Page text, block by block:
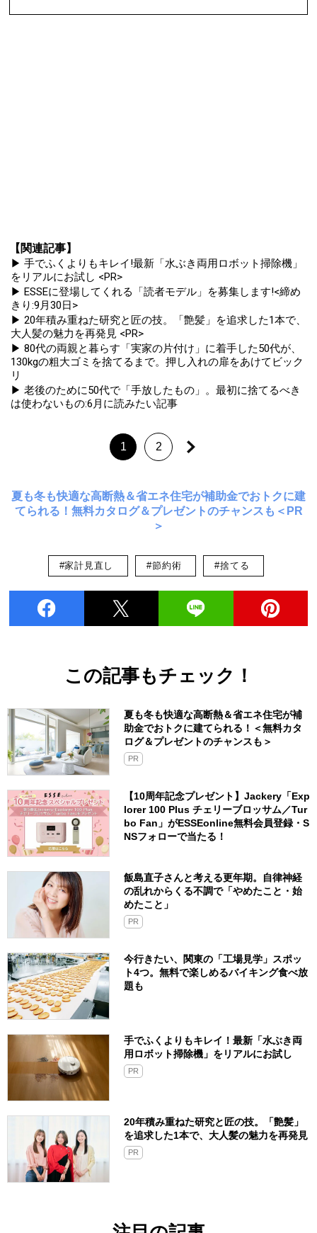
【関連記事】
▶ 手でふくよりもキレイ!最新「水ぶき両用ロボット掃除機」
をリアルにお試し <PR>
▶ ESSEに登場してくれる「読者モデル」を募集します!<締め
きり:9月30日>
▶ 20年積み重ねた研究と匠の技。「艶髪」を追求した1本で、
大人髪の魅力を再発見 <PR>
▶ 80代の両親と暮らす「実家の片付け」に着手した50代が、
130kgの粗大ゴミを捨てるまで。押し入れの扉をあけてビック
リ
▶ 老後のために50代で「手放したもの」。最初に捨てるべき
は使わないもの:6月に読みたい記事
1 2
夏も冬も快適な高断熱＆省エネ住宅が補助金でおトクに建
てられる！無料カタログ＆プレゼントのチャンスも＜PR
＞
#家計見直し #節約術 #捨てる
この記事もチェック！
夏も冬も快適な高断熱＆省エネ住宅が補
助金でおトクに建てられる！＜無料カタ
ログ＆プレゼントのチャンスも＞
PR
【10周年記念プレゼント】Jackery「Exp
lorer 100 Plus チェリーブロッサム／Tur
bo Fan」がESSEonline無料会員登録・S
NSフォローで当たる！
飯島直子さんと考える更年期。自律神経
の乱れからくる不調で「やめたこと・始
めたこと」
PR
今行きたい、関東の「工場見学」スポッ
ト4つ。無料で楽しめるバイキング食べ放
題も
手でふくよりもキレイ！最新「水ぶき両
用ロボット掃除機」をリアルにお試し
PR
20年積み重ねた研究と匠の技。「艶髪」
を追求した1本で、大人髪の魅力を再発見
PR